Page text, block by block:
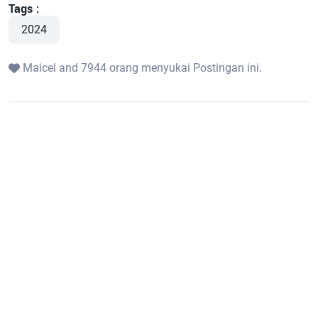
Tags :
2024
Maicel and 7944 orang menyukai Postingan ini.